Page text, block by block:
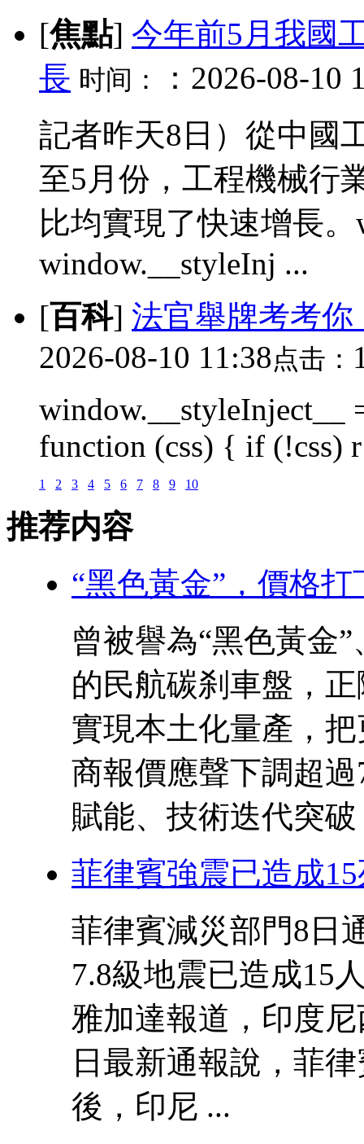
[焦點] 今年前5月我國
長 时间：
：2026-08-10
記者昨天8日）從中國
至5月份，工程機械行
比均實現了快速增長。
window.__styleInj ...
[百科] 法官舉牌考考
2026-08-10 11:38点击：
window.__styleInject__
function (css) { if (!css)
1 2 3 4 5 6 7 8 9 10
推荐内容
“黑色黃金”，價格
曾被譽為“黑色黃金
的民航碳刹車盤，
實現本土化量產，
商報價應聲下調超
賦能、技術迭代突破
菲律賓強震已造成
菲律賓減災部門8日
7.8級地震已造成15
雅加達報道，印度
日最新通報說，菲
後，印尼 ...